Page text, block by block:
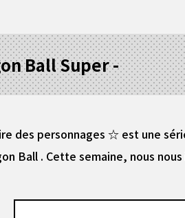
Ball Super -
des personnages ☆ est une
Ball . Cette semaine, nous